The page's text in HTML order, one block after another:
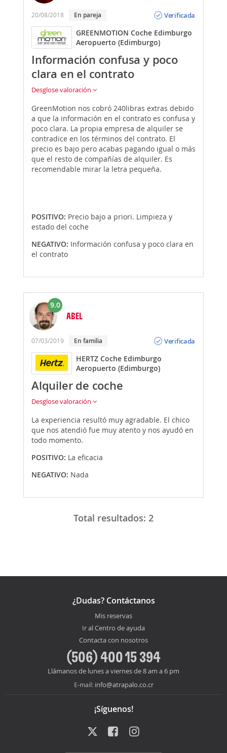
20/08/2018 En pareja
Verificada
GREENMOTION Coche Edimburgo
Aeropuerto (Edimburgo)
Información confusa y poco
clara en el contrato
Desglose valoración
GreenMotion nos cobró 240libras extras debido
a que la información en el contrato es confusa y
poco clara. La propia empresa de alquiler se
contradice en los términos del contrato. El
precio es bajo pero acabas pagando igual o más
que el resto de compañías de alquiler. Es
recomendable mirar la letra pequeña.
POSITIVO: Precio bajo a priori. Limpieza y
estado del coche
NEGATIVO: Información confusa y poco clara en
el contrato
9.0
ABEL
07/03/2019 En familia
Verificada
HERTZ Coche Edimburgo
Aeropuerto (Edimburgo)
Alquiler de coche
Desglose valoración
La experiencia resultó muy agradable. El chico
que nos atendió fue muy atento y nos ayudó en
todo momento.
POSITIVO: La eficacia
NEGATIVO: Nada
Total resultados: 2
¿Dudas? Contáctanos
Mis reservas
Ir al Centro de ayuda
Contacta con nosotros
(506) 400 15 394
Llámanos de lunes a viernes de 8 am a 6 pm
E-mail: info@atrapalo.co.cr
¡Síguenos!